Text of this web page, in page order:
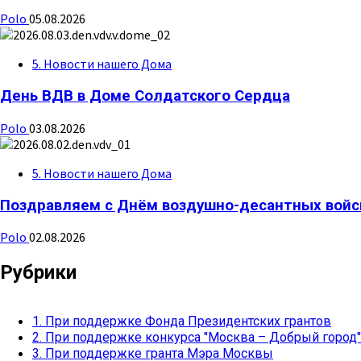
Polo 05.08.2026
5. Новости нашего Дома
День ВДВ в Доме Солдатского Сердца
Polo 03.08.2026
5. Новости нашего Дома
Поздравляем с Днём воздушно-десантных
Polo 02.08.2026
Рубрики
1. При поддержке Фонда Президентских грантов
2. При поддержке конкурса "Москва – Добрый город"
3. При поддержке гранта Мэра Москвы